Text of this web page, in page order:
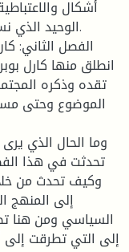
أشكال
الوحيد الذي
الفصل الثاني:
انطلق منها كارل
تقده وذكره
الموضوع وحتى
وما الحال الذي
تحدثت في هذا
وكيف تحدث من
إلى المنهج
السياسي ومن هنا
إلى التي تطرقت إلى